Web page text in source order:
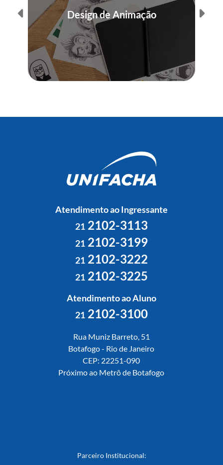
Design de Animação
Atendimento ao Ingressante
21 2102-3113
21 2102-3199
21 2102-3222
21 2102-3225
Atendimento ao Aluno
21 2102-3100
Rua Muniz Barreto, 51
Botafogo - Rio de Janeiro
CEP: 22251-090
Próximo ao Metrô de Botafogo
Parceiro Institucional: